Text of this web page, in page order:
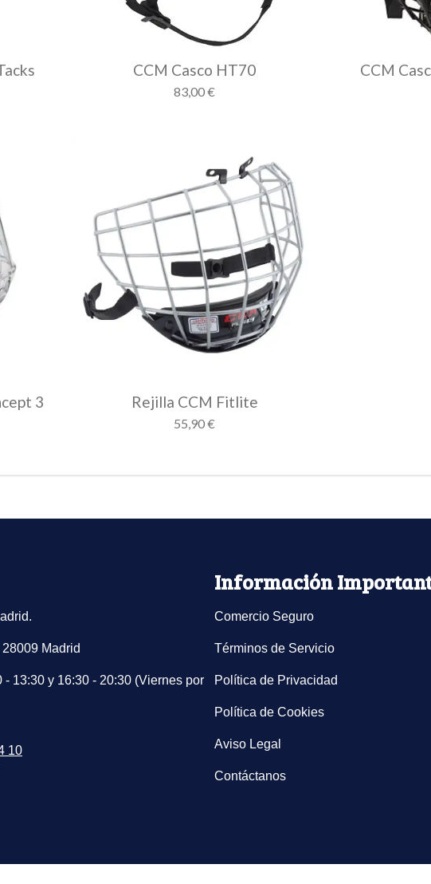
CCM Casco HT70
83,00 €
CCM
3 Rejilla CCM Fitlite
55,90 €
Madrid
- 13:30 y 16:30 - 20:30 (Viernes por
10
Información
Comercio Seguro
Términos de Servicio
Política de Privacidad
Política de Cookies
Aviso Legal
Contáctanos